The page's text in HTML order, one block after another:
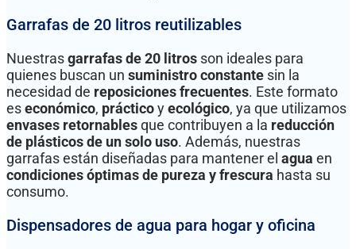
Garrafas de 20 litros reutilizables
Nuestrasgarrafas de 20 litros son ideales para
quienes buscan un suministro constante sin la
necesidad de reposiciones frecuentes. Este formato
eseconómico, prácticoyecológico, ya que utilizamos
envases retornablesque contribuyen a la reducción
de plásticos de un solo uso. Además, nuestras
garrafas están diseñadas para mantener el agua en
condiciones óptimas de pureza y frescura hasta su
consumo.
Dispensadores de agua para hogar y oficina